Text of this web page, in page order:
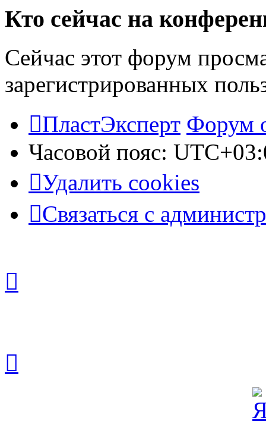
Кто сейчас на
Сейчас этот форум
зарегистрированных
ПластЭксперт Форум
Часовой пояс:
Удалить cookies
Связаться с